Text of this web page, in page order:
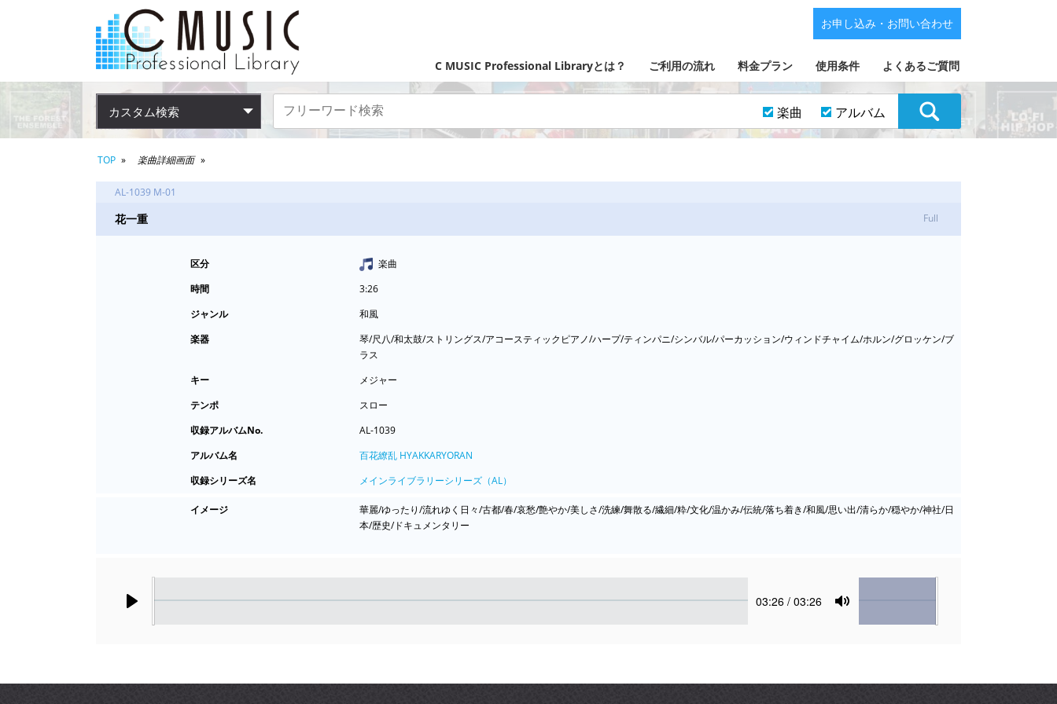
C MUSIC Professional Libraryとは？ ご利用の流れ 料金プラン 使用条件 よくあるご質問
お申し込み・お問い合わせ
カスタム検索 楽曲 アルバム
TOP 楽曲詳細画面
AL-1039 M-01
花一重 Full
区分
楽曲
時間
3:26
ジャンル
和風
楽器
琴/尺八/和太鼓/ストリングス/アコースティックピアノ/ハープ/ティンパニ/シンバル/パーカッション/ウィンドチャイム/ホルン/グロッケン/ブ
ラス
キー
メジャー
テンポ
スロー
収録アルバムNo.
AL-1039
アルバム名
百花繚乱 HYAKKARYORAN
収録シリーズ名
メインライブラリーシリーズ（AL）
イメージ
華麗/ゆったり/流れゆく日々/古都/春/哀愁/艶やか/美しさ/洗練/舞散る/繊細/粋/文化/温かみ/伝統/落ち着き/和風/思い出/清らか/穏やか/神社/日
本/歴史/ドキュメンタリー
Current
03:26 / 03:26
Mute
Volume